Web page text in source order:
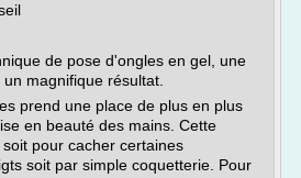
de pose d'ongles en gel, une
magnifique résultat.
prend une place de plus en plus
en beauté des mains. Cette
pour cacher certaines
soit par simple coquetterie. Pour